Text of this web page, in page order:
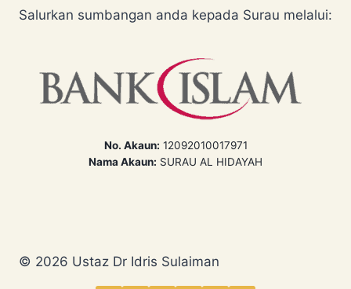
Salurkan sumbangan anda kepada Surau melalui:
No. Akaun: 12092010017971
Nama Akaun: SURAU AL HIDAYAH
© 2026 Ustaz Dr Idris Sulaiman